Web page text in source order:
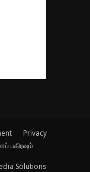
Privacy
பகிரவும்
Solutions